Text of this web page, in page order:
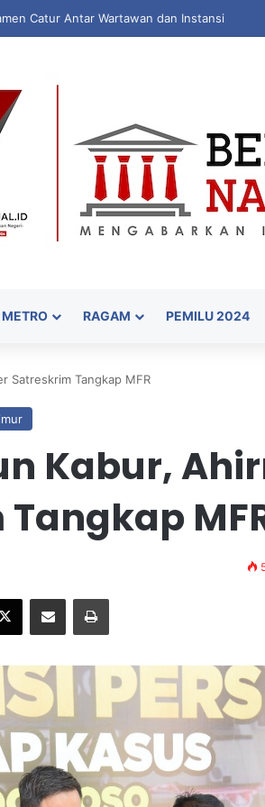
Sudut PANdang Jadi Forum Bedah Data
METRO RAGAM PEMILU 2024
Satreskrim Tangkap MFR
Kabur,